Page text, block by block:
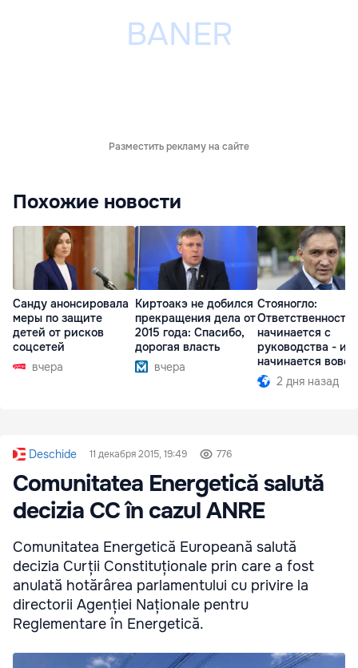
Разместить рекламу на сайте
Похожие новости
Санду анонсировала
меры по защите
детей от рисков
соцсетей
вчера
Киртоакэ не добился
прекращения дела от
2015 года: Спасибо,
дорогая власть
вчера
Стояногло:
Ответственность
начинается с
руководства -
начинается вовсе
2 дня назад
Deschide 11 декабря 2015, 19:49 776
Comunitatea Energetică salută
decizia CC în cazul ANRE
Comunitatea Energetică Europeană salută
decizia Curții Constituționale prin care a fost
anulată hotărârea parlamentului cu privire la
directorii Agenției Naționale pentru
Reglementare în Energetică.